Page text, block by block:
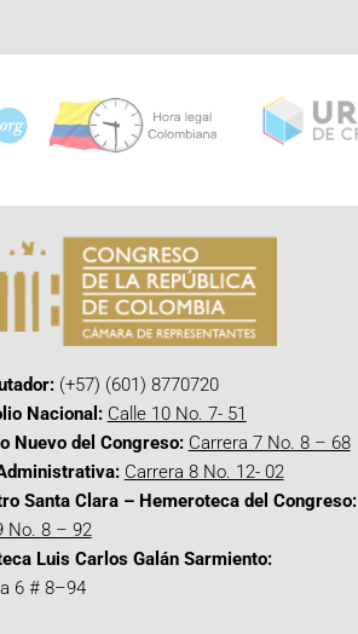
(+57) (601) 8770720
Nacional: Calle 10 No. 7- 51
Nuevo del Congreso: Carrera 7 No. 8 – 68
Carrera 8 No. 12- 02
Santa Clara – Hemeroteca del Congreso:
No. 8 – 92
Luis Carlos Galán Sarmiento:
6 # 8–94